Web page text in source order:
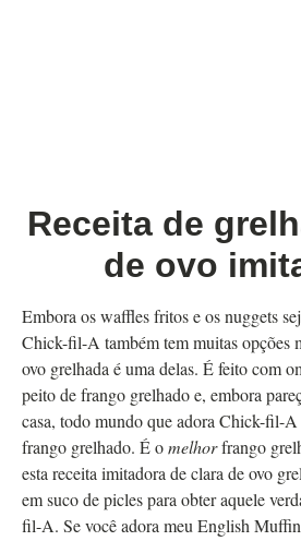
Receita de
de ovo
Embora os waffles fritos e os nuggets
Chick-fil-A também tem muitas opções
ovo grelhada é uma delas. É feito com
peito de frango grelhado e, embora
casa, todo mundo que adora Chick-fil-A
frango grelhado. É omelhorfrango
esta receita imitadora de clara de ovo
em suco de picles para obter aquele
fil-A. Se você adora meu English